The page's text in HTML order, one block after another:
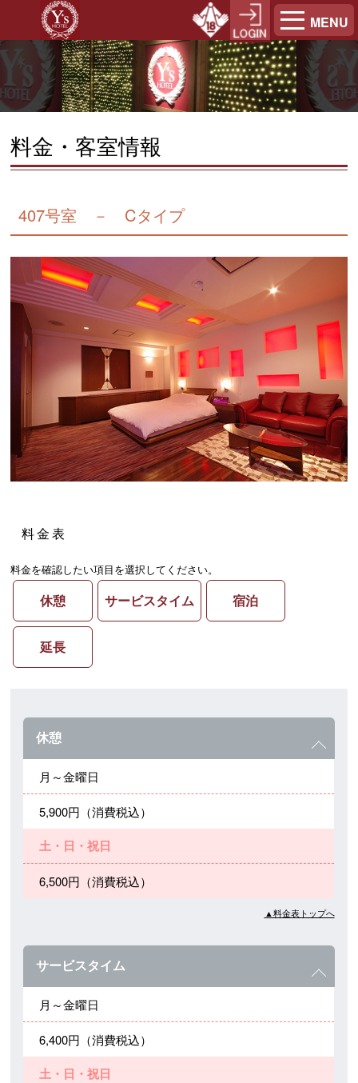
MENU
料金・客室情報
407号室 － Cタイプ
料金表
料金を確認したい項目を選択してください。
休憩 サービスタイム 宿泊
延長
休憩
月～金曜日
5,900円（消費税込）
土・日・祝日
6,500円（消費税込）
▲料金表トップへ
サービスタイム
月～金曜日
6,400円（消費税込）
土・日・祝日